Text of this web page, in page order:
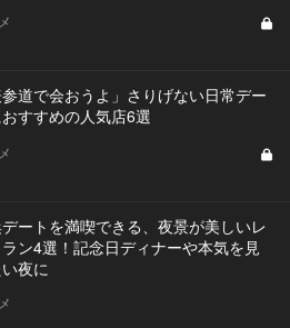
参道で会おうよ」さりげない日常デー
おすすめの人気店6選
ートを満喫できる、夜景が美しいレ
ン4選！記念日ディナーや本気を見
夜に